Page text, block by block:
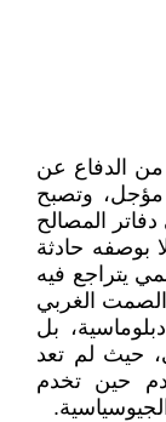
من الدفاع عن
مؤجل، وتصبح
المصالح
بوصفه حادثة
يتراجع فيه
الصمت الغربي
بل
حيث لم تعد
حين تخدم